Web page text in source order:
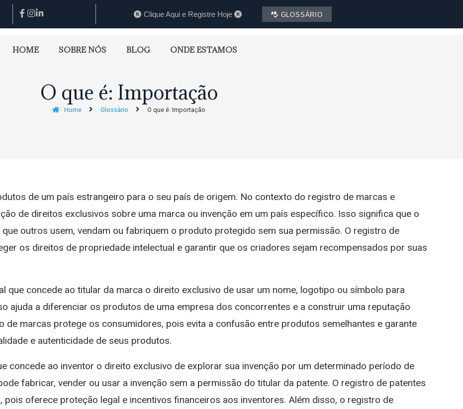
Clique Aqui e Registre Hoje GLOSSÁRIO
HOME SOBRE NÓS BLOG ONDE ESTAMOS
O que é: Importação
Home Glossário O que é: Importação
de um país estrangeiro para o seu país de origem. No contexto do registro de marcas e
de direitos exclusivos sobre uma marca ou invenção em um país específico. Isso significa que o
outros usem, vendam ou fabriquem o produto protegido sem sua permissão. O registro de
os direitos de propriedade intelectual e garantir que os criadores sejam recompensados ​​por suas
que concede ao titular da marca o direito exclusivo de usar um nome, logotipo ou símbolo para
ajuda a diferenciar os produtos de uma empresa dos concorrentes e a construir uma reputação
de marcas protege os consumidores, pois evita a confusão entre produtos semelhantes e garante
e autenticidade de seus produtos.
concede ao inventor o direito exclusivo de explorar sua invenção por um determinado período de
fabricar, vender ou usar a invenção sem a permissão do titular da patente. O registro de patentes
pois oferece proteção legal e incentivos financeiros aos inventores. Além disso, o registro de